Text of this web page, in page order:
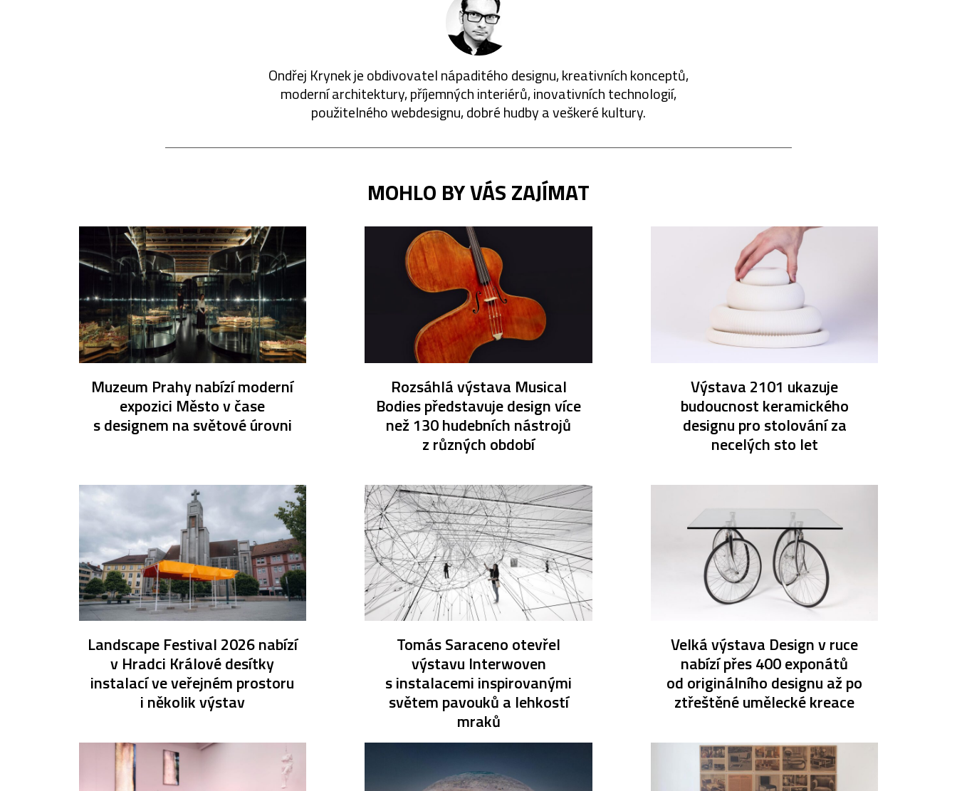
Ondřej Krynek je obdivovatel nápaditého designu, kreativních konceptů,
moderní architektury, příjemných interiérů, inovativních technologií,
použitelného webdesignu, dobré hudby a veškeré kultury.
MOHLO BY VÁS ZAJÍMAT
Muzeum Prahy nabízí moderní
expozici Město v čase
s designem na světové úrovni
Rozsáhlá výstava Musical
Bodies představuje design více
než 130 hudebních nástrojů
z různých období
Výstava 2101 ukazuje
budoucnost keramického
designu pro stolování za
necelých sto let
Landscape Festival 2026 nabízí
v Hradci Králové desítky
instalací ve veřejném prostoru
i několik výstav
Tomás Saraceno otevřel
výstavu Interwoven
s instalacemi inspirovanými
světem pavouků a lehkostí
mraků
Velká výstava Design v ruce
nabízí přes 400 exponátů
od originálního designu až po
ztřeštěné umělecké kreace